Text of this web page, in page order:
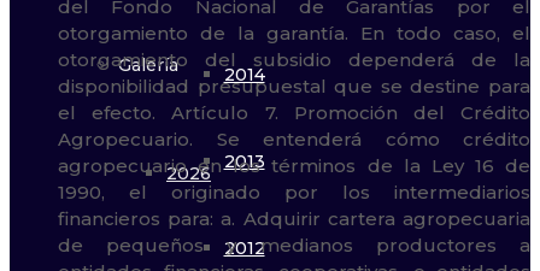
2014
2013
2012
Galería
2026